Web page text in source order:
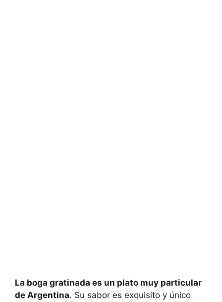
La boga gratinada es un plato muy particular
de Argentina. Su sabor es exquisito y único